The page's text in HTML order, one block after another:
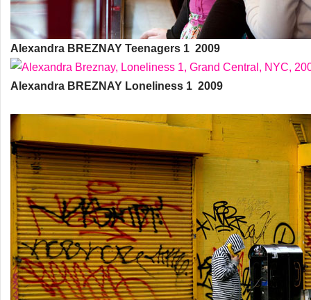
Alexandra BREZNAY Teenagers 1 2009
Alexandra BREZNAY Loneliness 1 2009